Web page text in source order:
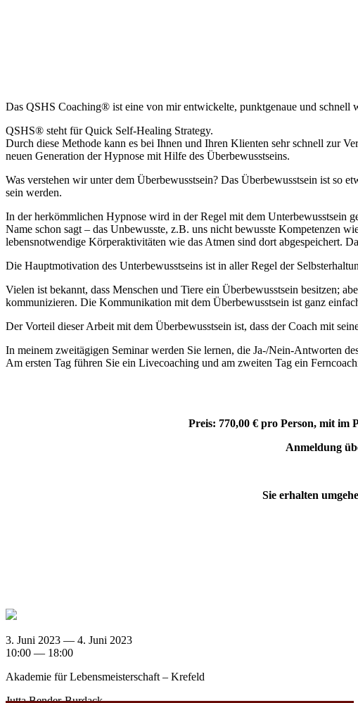
Das QSHS Coaching® ist eine von mir entwickelte, punktgenaue und schnell
QSHS® steht für Quick Self-Healing Strategy.
Durch diese Methode kann es bei Ihnen und Ihren Klienten sehr schnell zur
neuen Generation der Hypnose mit Hilfe des Überbewusstseins.
Was verstehen wir unter dem Überbewusstsein? Das Überbewusstsein ist so
sein werden.
In der herkömmlichen Hypnose wird in der Regel mit dem Unterbewusstsein
Name schon sagt – das Unbewusste, z.B. uns nicht bewusste Kompetenzen
lebensnotwendige Körperaktivitäten wie das Atmen sind dort abgespeichert.
Die Hauptmotivation des Unterbewusstseins ist in aller Regel der
Vielen ist bekannt, dass Menschen und Tiere ein Überbewusstsein besitzen;
kommunizieren. Die Kommunikation mit dem Überbewusstsein ist ganz
Der Vorteil dieser Arbeit mit dem Überbewusstsein ist, dass der Coach mit
In meinem zweitägigen Seminar werden Sie lernen, die Ja-/Nein-Antworten
Am ersten Tag führen Sie ein Livecoaching und am zweiten Tag ein
Preis: 770,00 € pro Person, mit im
Anmeldung
Sie erhalten
3. Juni 2023 — 4. Juni 2023
10:00 — 18:00
Akademie für Lebensmeisterschaft – Krefeld